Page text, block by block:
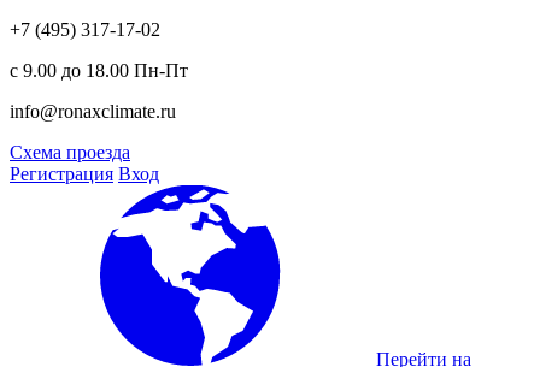
+7 (495) 317-17-02
с 9.00 до 18.00 Пн-Пт
info@ronaxclimate.ru
Схема проезда
Регистрация Вход
Перейти на